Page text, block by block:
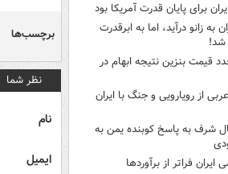
برای پایان قدرت آمریکا بود
به زانو درآید، اما به ابرقدرت
شد!
قیمت بنزین نتیجه ابهام در
از رویارویی و جنگ با ایران
شرف به پاسخ کوبنده یمن به
فراتر از برآوردها
برچسب‌ها
نظر شما
نام
ایمیل